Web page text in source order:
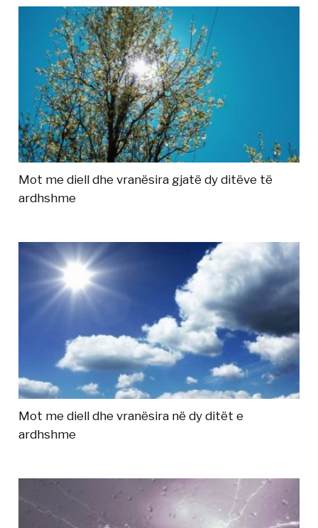
Mot me diell dhe vranësira gjatë dy ditëve të
ardhshme
Mot me diell dhe vranësira në dy ditët e
ardhshme